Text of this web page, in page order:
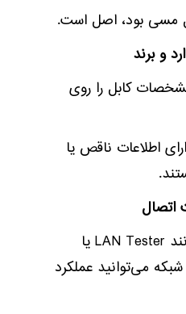
مسی بود، اصل است.
کابل را روی
اطلاعات ناقص یا
با استفاده از ابزارهایی مانند LAN Tester یا
می‌توانید عملکرد